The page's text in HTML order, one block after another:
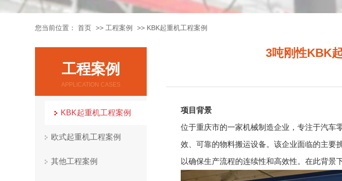
您当前位置： 首页 >> 工程案例 >> KBK起重机工程案例
工程案例
APPLICATION CASES
KBK起重机工程案例
欧式起重机工程案例
其他工程案例
3吨刚性KBK
项目背景
位于重庆市的一家机械制造企业，专注于汽车
效、可靠的物料搬运设备。该企业面临的主要
以确保生产流程的连续性和高效性。在此背景